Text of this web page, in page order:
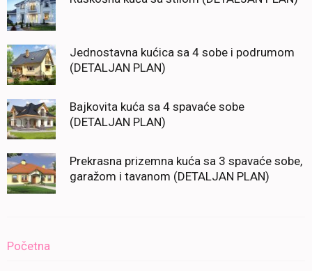
Jednostavna kućica sa 4 sobe i podrumom
(DETALJAN PLAN)
Bajkovita kuća sa 4 spavaće sobe
(DETALJAN PLAN)
Prekrasna prizemna kuća sa 3 spavaće sobe,
garažom i tavanom (DETALJAN PLAN)
Početna